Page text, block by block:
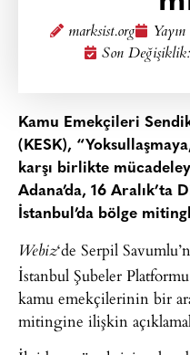
marksist.org
Son
Kamu Emekçileri
(KESK),
karşı birlikte
Adana’da, 16 Aralık’ta
İstanbul’da bölge
Webiz‘de Serpil
İstanbul Şubeler
kamu emekçilerinin bir
mitingine ilişkin